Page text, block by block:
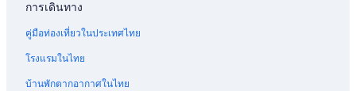
การเดินทาง
คู่มือท่องเที่ยวในประเทศไทย
โรงแรมในไทย
บ้านพักตากอากาศในไทย